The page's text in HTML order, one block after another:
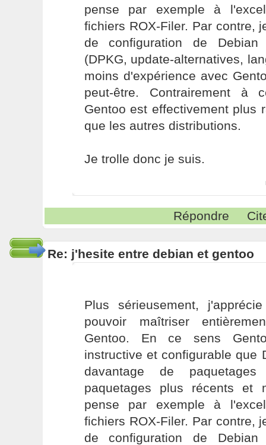
pense par exemple à
fichiers ROX-Filer. Par contre,
de configuration de
(DPKG, update-alternatives,
moins d'expérience avec
peut-être. Contrairement à
Gentoo est effectivement plus
que les autres distributions.
Je trolle donc je suis.
Répondre
Re: j'hesite entre debian et gentoo
Plus sérieusement,
pouvoir maîtriser
Gentoo. En ce sens
instructive et configurable que
davantage de
paquetages plus récents et
pense par exemple à
fichiers ROX-Filer. Par contre,
de configuration de